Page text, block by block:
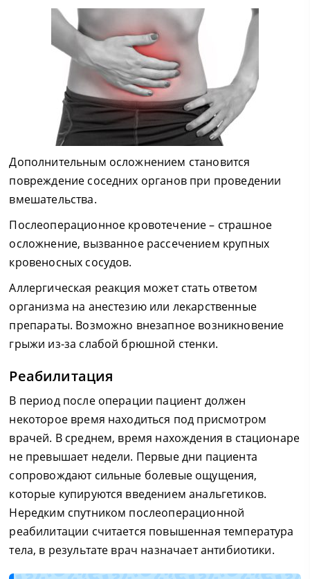
Дополнительным осложнением становится
повреждение соседних органов при проведении
вмешательства.
Послеоперационное кровотечение – страшное
осложнение, вызванное рассечением крупных
кровеносных сосудов.
Аллергическая реакция может стать ответом
организма на анестезию или лекарственные
препараты. Возможно внезапное возникновение
грыжи из-за слабой брюшной стенки.
Реабилитация
В период после операции пациент должен
некоторое время находиться под присмотром
врачей. В среднем, время нахождения в стационаре
не превышает недели. Первые дни пациента
сопровождают сильные болевые ощущения,
которые купируются введением анальгетиков.
Нередким спутником послеоперационной
реабилитации считается повышенная температура
тела, в результате врач назначает антибиотики.